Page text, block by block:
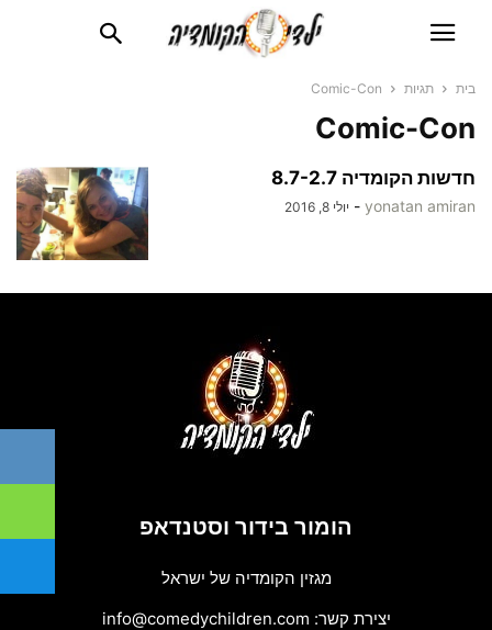
בית תגיות Comic-Con
Comic-Con
חדשות הקומדיה 8.7-2.7
yonatan amiran
- יולי 8, 2016
הומור בידור וסטנדאפ
מגזין הקומדיה של ישראל
יצירת קשר: info@comedychildren.com